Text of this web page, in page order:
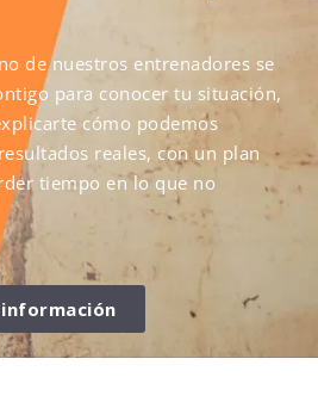
de nuestros entrenadores se
para conocer tu situación,
cómo podemos
reales, con un plan
tiempo en lo que no